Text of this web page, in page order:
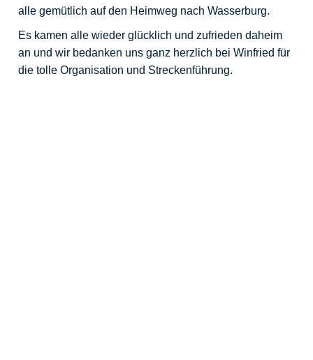
alle gemütlich auf den Heimweg nach Wasserburg.
Es kamen alle wieder glücklich und zufrieden daheim
an und wir bedanken uns ganz herzlich bei Winfried für
die tolle Organisation und Streckenführung.